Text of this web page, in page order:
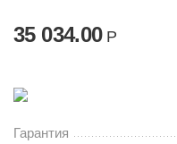
35 034.00 Р
Гарантия